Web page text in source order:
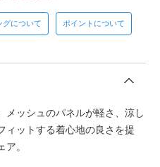
グについて ポイントについて
メッシュのパネルが軽さ、涼し
ィットする着心地の良さを提
。